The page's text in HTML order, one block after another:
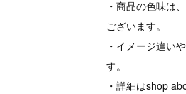
・商品の色味は
ございます。
・イメージ違い
す。
・詳細はshop